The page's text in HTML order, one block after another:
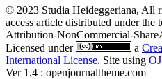
© 2023 Studia Heideggeriana, All
access article distributed under the
Attribution-NonCommercial-
Licensed under
a
International License. Site using
Ver 1.4 : openjournaltheme.com